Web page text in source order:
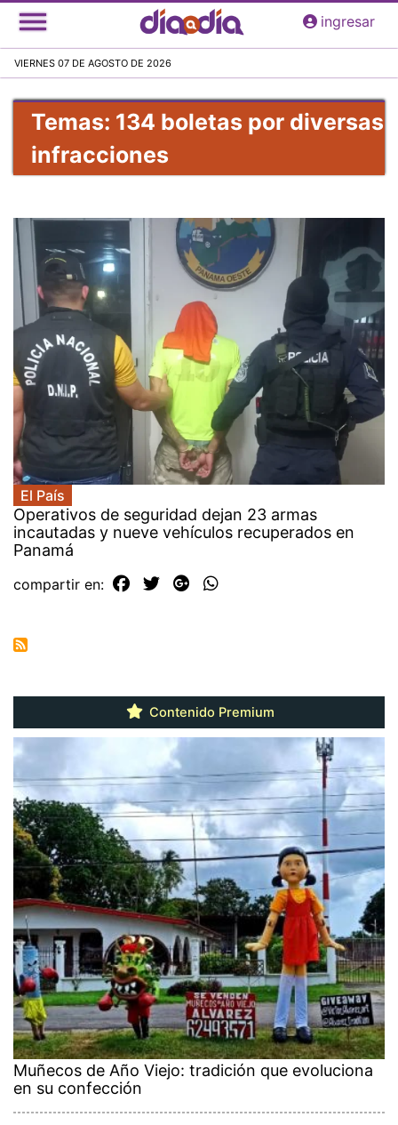
Pasar
al
principal
ingresar
VIERNES 07 DE AGOSTO DE 2026
Temas: 134 boletas por diversas
infracciones
El País
Operativos de seguridad dejan 23 armas
incautadas y nueve vehículos recuperados en
Panamá
compartir en:
Contenido Premium
Muñecos de Año Viejo: tradición que evoluciona
en su confección